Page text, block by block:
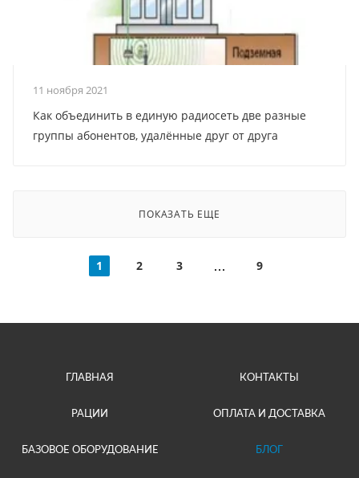
11 ноября 2021
Как объединить в единую радиосеть две разные
группы абонентов, удалённые друг от друга
ПОКАЗАТЬ ЕЩЕ
1 2 3 9
ГЛАВНАЯ
РАЦИИ
БАЗОВОЕ ОБОРУДОВАНИЕ
КОНТАКТЫ
ОПЛАТА И ДОСТАВКА
БЛОГ